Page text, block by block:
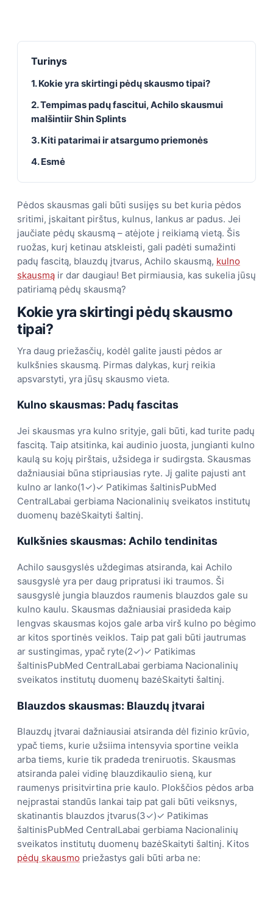
Turinys
1. Kokie yra skirtingi pėdų skausmo tipai?
2. Tempimas padų fascitui, Achilo skausmui
malšintiir Shin Splints
3. Kiti patarimai ir atsargumo priemonės
4. Esmė
Pėdos skausmas gali būti susijęs su bet kuria pėdos
sritimi, įskaitant pirštus, kulnus, lankus ar padus. Jei
jaučiate pėdų skausmą – atėjote į reikiamą vietą. Šis
ruožas, kurį ketinau atskleisti, gali padėti sumažinti
padų fascitą, blauzdų įtvarus, Achilo skausmą, kulno
skausmą ir dar daugiau! Bet pirmiausia, kas sukelia jūsų
patiriamą pėdų skausmą?
Kokie yra skirtingi pėdų skausmo
tipai?
Yra daug priežasčių, kodėl galite jausti pėdos ar
kulkšnies skausmą. Pirmas dalykas, kurį reikia
apsvarstyti, yra jūsų skausmo vieta.
Kulno skausmas: Padų fascitas
Jei skausmas yra kulno srityje, gali būti, kad turite padų
fascitą. Taip atsitinka, kai audinio juosta, jungianti kulno
kaulą su kojų pirštais, užsidega ir sudirgsta. Skausmas
dažniausiai būna stipriausias ryte. Jį galite pajusti ant
kulno ar lanko(1✓)✓ Patikimas šaltinisPubMed
CentralLabai gerbiama Nacionalinių sveikatos institutų
duomenų bazėSkaityti šaltinį.
Kulkšnies skausmas: Achilo tendinitas
Achilo sausgyslės uždegimas atsiranda, kai Achilo
sausgyslė yra per daug pripratusi iki traumos. Ši
sausgyslė jungia blauzdos raumenis blauzdos gale su
kulno kaulu. Skausmas dažniausiai prasideda kaip
lengvas skausmas kojos gale arba virš kulno po bėgimo
ar kitos sportinės veiklos. Taip pat gali būti jautrumas
ar sustingimas, ypač ryte(2✓)✓ Patikimas
šaltinisPubMed CentralLabai gerbiama Nacionalinių
sveikatos institutų duomenų bazėSkaityti šaltinį.
Blauzdos skausmas: Blauzdų įtvarai
Blauzdų įtvarai dažniausiai atsiranda dėl fizinio krūvio,
ypač tiems, kurie užsiima intensyvia sportine veikla
arba tiems, kurie tik pradeda treniruotis. Skausmas
atsiranda palei vidinę blauzdikaulio sieną, kur
raumenys prisitvirtina prie kaulo. Plokščios pėdos arba
neįprastai standūs lankai taip pat gali būti veiksnys,
skatinantis blauzdos įtvarus(3✓)✓ Patikimas
šaltinisPubMed CentralLabai gerbiama Nacionalinių
sveikatos institutų duomenų bazėSkaityti šaltinį. Kitos
pėdų skausmo priežastys gali būti arba ne: